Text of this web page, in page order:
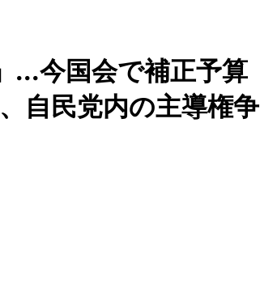
...今国会で補正予算
自民党内の主導権争